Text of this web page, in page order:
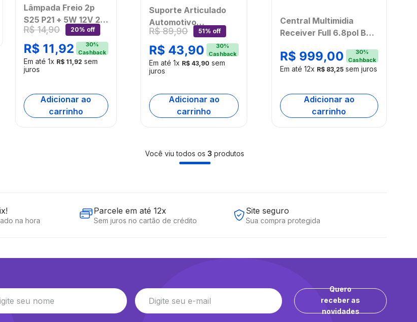
Lâmpada Freio 2p
S25 P21 + 5W 12V 21
+ 5W Bay15d Clara
10 Unidades
Multilaser -
AU851OUT
R$ 14,90 20% off
R$ 11,92 30%
Cashback
Em até 1x R$ 11 92 sem
juros
Adicionar ao
carrinho
Suporte Articulado
Automotivo
Magnético Preto
Multilaser -
AC402OUT
[Reembalado]
R$ 89,90 51% off
R$ 43,90 30%
Cashback
Em até1x R$ 43 90 sem
juros
Adicionar ao
carrinho
Central Multimidia
Receiver Full 6.8pol BT
PS01ACOUT
[Reembalado]
R$ 999,00 30%
Cashback
Em até 12x R$ 83, 25sem juros
Adicionar ao
carrinho
Você viu todos os3 produtos
na hora
Parcele em até 12x
Sem juros no cartão de crédito
Site seguro
Sua compra protegida
Quero
receber as
novidades